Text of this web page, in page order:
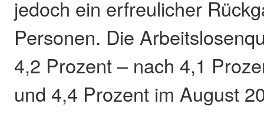
jedoch ein erfreulicher
Personen. Die
4,2 Prozent – nach 4,1
und 4,4 Prozent im August